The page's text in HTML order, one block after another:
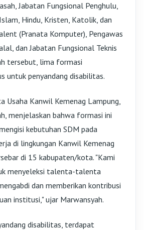
Jabatan Fungsional Penghulu,
Hindu, Kristen, Katolik, dan
(Pranata Komputer), Pengawas
dan Jabatan Fungsional Teknis
tersebut, lima formasi
untuk penyandang disabilitas.
Usaha Kanwil Kemenag Lampung,
menjelaskan bahwa formasi ini
kebutuhan SDM pada
di lingkungan Kanwil Kemenag
di 15 kabupaten/kota. "Kami
menyeleksi talenta-talenta
dan memberikan kontribusi
institusi," ujar Marwansyah.
disabilitas, terdapat